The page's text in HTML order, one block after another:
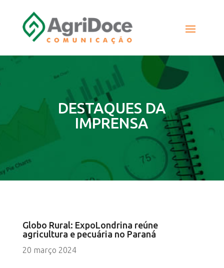
DESTAQUES DA
IMPRENSA
Globo Rural: ExpoLondrina reúne
agricultura e pecuária no Paraná
20 março 2024